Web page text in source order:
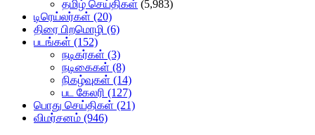
தமிழ் செய்திகள் (5,983)
டிரெய்லர்கள் (20)
திரை பிறமொழி (6)
படங்கள் (152)
நடிகர்கள் (3)
நடிகைகள் (8)
நிகழ்வுகள் (14)
பட கேலரி (127)
பொது செய்திகள் (21)
விமர்சனம் (946)